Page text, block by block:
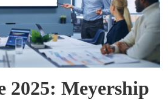
2025: Meyership